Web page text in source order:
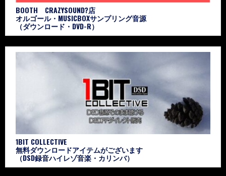
BOOTH CRAZYSOUND?店
オルゴール・MUSICBOXサンプリング音源
（ダウンロード・DVD-R）
1BIT COLLECTIVE
無料ダウンロードアイテムがございます
（DSD録音ハイレゾ音楽・カリンバ）